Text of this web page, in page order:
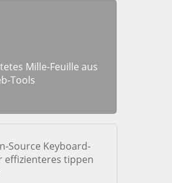
Mille-Feuille aus
Tools
Source Keyboard-
effizienteres tippen